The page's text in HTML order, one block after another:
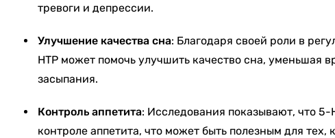
тревоги и депрессии.
Улучшение качества сна: Благодаря своей роли в
HTP может помочь улучшить качество сна, уменьшая
засыпания.
Контроль аппетита: Исследования показывают, что 5-
контроле аппетита, что может быть полезным для тех,